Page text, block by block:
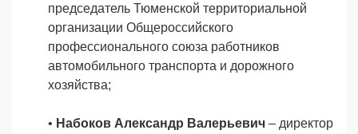
председатель Тюменской территориальной
организации Общероссийского
профессионального союза работников
автомобильного транспорта и дорожного
хозяйства;
• Набоков Александр Валерьевич – директор